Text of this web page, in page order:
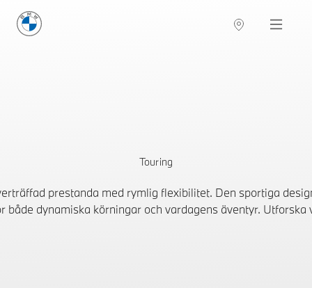
BMW Sverige Navigation
Touring
prestanda med rymlig flexibilitet. Den sportiga
både dynamiska körningar och vardagens äventyr.